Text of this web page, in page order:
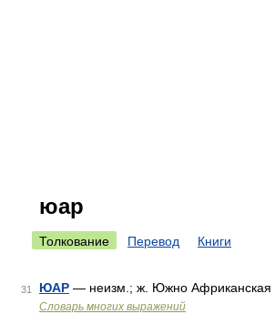
юар
Толкование Перевод Книги
31 ЮАР — неизм.; ж. Южно Африканская
Словарь многих выражений